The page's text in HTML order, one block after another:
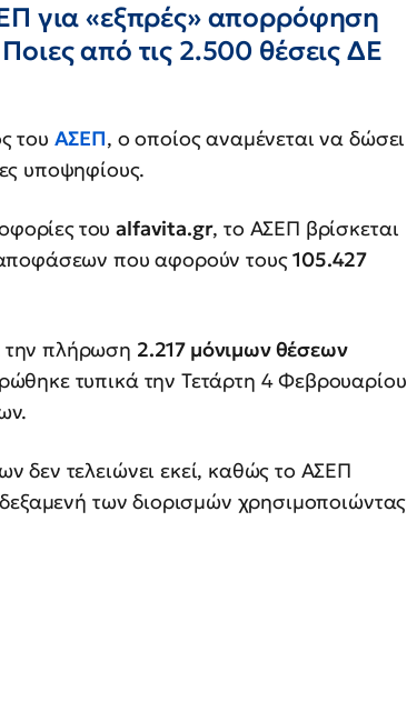
για «εξπρές» απορρόφηση
από τις 2.500 θέσεις ΔΕ
του ΑΣΕΠ, ο οποίος αναμένεται να δώσει
υποψηφίους.
τουalfavita.gr, το ΑΣΕΠ βρίσκεται
αποφάσεων που αφορούν τους105.427
την πλήρωση 2.217 μόνιμων θέσεων
τυπικά την Τετάρτη 4 Φεβρουαρίου
δεν τελειώνει εκεί, καθώς το ΑΣΕΠ
των διορισμών χρησιμοποιώντας